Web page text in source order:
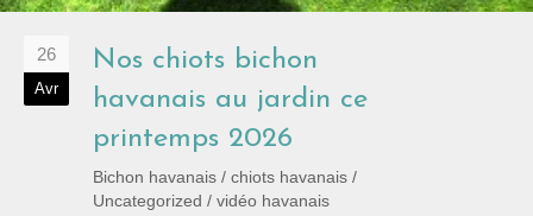
26
Avr
Nos chiots bichon
havanais au jardin ce
printemps 2026
Bichon havanais / chiots havanais /
Uncategorized / vidéo havanais